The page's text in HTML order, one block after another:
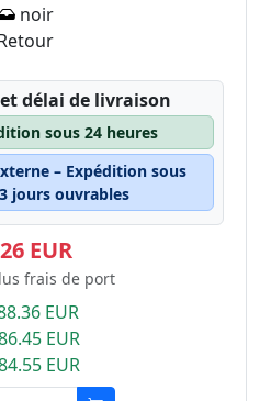
noir
délai de livraison
sous 24 heures
– Expédition sous
jours ouvrables
EUR
frais de port
EUR
EUR
EUR